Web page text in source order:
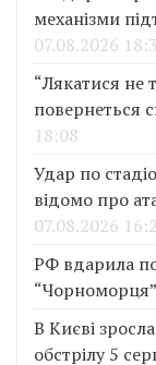
механізми
07.08.2026
“Лякатися не
повернеться
18:08
Удар по
відомо про
07.08.2026
РФ вдарила по
“Чорноморця”
В Києві
обстрілу 5